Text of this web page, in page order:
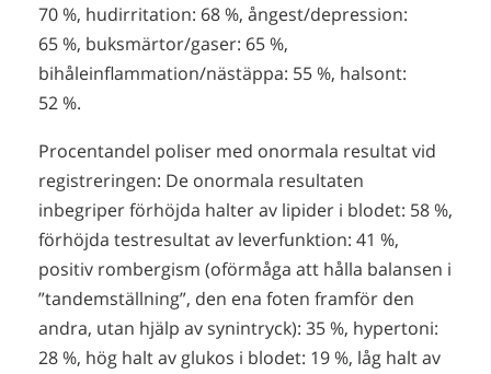
70 %, hudirritation: 68 %, ångest/depression:
65 %, buksmärtor/gaser: 65 %,
bihåleinflammation/nästäppa: 55 %, halsont:
52 %.
Procentandel poliser med onormala resultat vid
registreringen: De onormala resultaten
inbegriper förhöjda halter av lipider i blodet: 58 %,
förhöjda testresultat av leverfunktion: 41 %,
positiv rombergism (oförmåga att hålla balansen i
”tandemställning”, den ena foten framför den
andra, utan hjälp av synintryck): 35 %, hypertoni:
28 %, hög halt av glukos i blodet: 19 %, låg halt av